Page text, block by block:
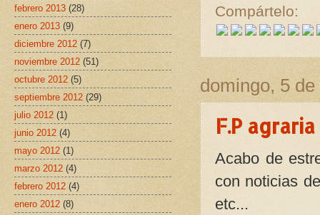
Compártelo:
domingo, 5
F.P
Acabo de
con noticias
etc...
febrero 2013 (28)
enero 2013 (9)
diciembre 2012 (7)
noviembre 2012 (51)
octubre 2012 (5)
septiembre 2012 (29)
julio 2012 (1)
junio 2012 (4)
mayo 2012 (1)
marzo 2012 (4)
febrero 2012 (4)
enero 2012 (8)